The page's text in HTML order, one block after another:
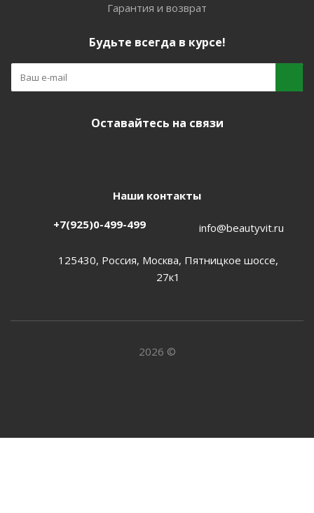
Гарантия и возврат
Будьте всегда в курсе!
Оставайтесь на связи
Наши контакты
+7(925)0-499-499 info@beautyvit.ru
125430, Россия, Москва, Пятницкое шоссе,
27к1
2026 ©